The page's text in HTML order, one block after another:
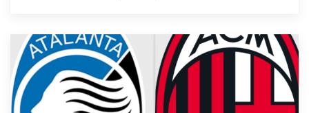
di
Sarri,
verso